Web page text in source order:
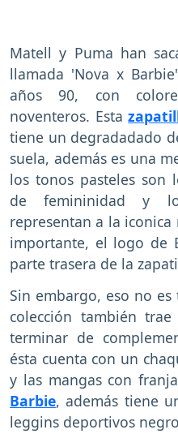
Matell y Puma han
llamada 'Nova x
años 90, con
noventeros. Esta
tiene un degradadado
suela, además es una
los tonos pasteles son
de femininidad y
representan a la
importante, el logo de
parte trasera de la
Sin embargo, eso no
colección también
terminar de
ésta cuenta con un
y las mangas con
Barbie, además tiene
leggins deportivos